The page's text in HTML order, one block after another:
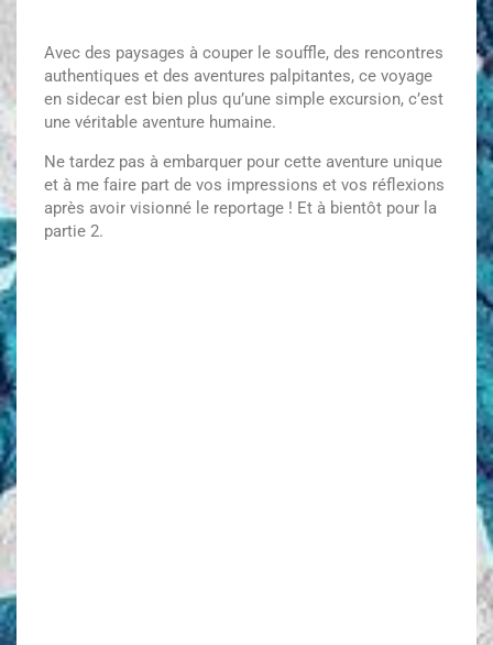
Avec des paysages à couper le souffle, des rencontres
authentiques et des aventures palpitantes, ce voyage
en sidecar est bien plus qu’une simple excursion, c’est
une véritable aventure humaine.
Ne tardez pas à embarquer pour cette aventure unique
et à me faire part de vos impressions et vos réflexions
après avoir visionné le reportage ! Et à bientôt pour la
partie 2.